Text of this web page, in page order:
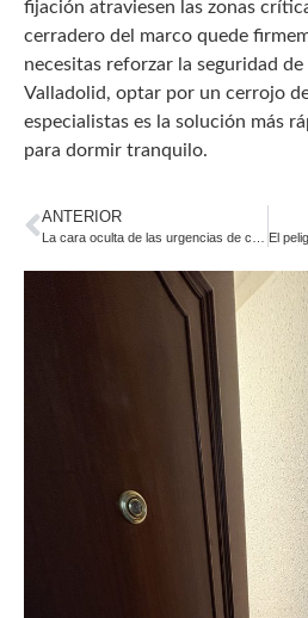
fijación atraviesen las zonas
cerradero del marco quede
necesitas reforzar la seguridad
Valladolid, optar por un cerrojo
especialistas es la solución más
para dormir tranquilo.
ANTERIOR